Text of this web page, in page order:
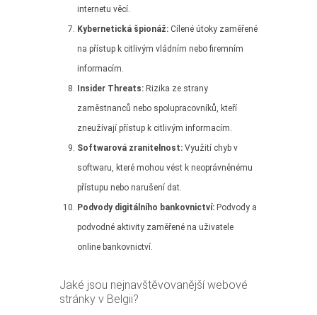
internetu věcí.
Kybernetická špionáž: Cílené útoky zaměřené
na přístup k citlivým vládním nebo firemním
informacím.
Insider Threats: Rizika ze strany
zaměstnanců nebo spolupracovníků, kteří
zneužívají přístup k citlivým informacím.
Softwarová zranitelnost: Využití chyb v
softwaru, které mohou vést k neoprávněnému
přístupu nebo narušení dat.
Podvody digitálního bankovnictví: Podvody a
podvodné aktivity zaměřené na uživatele
online bankovnictví.
Jaké jsou nejnavštěvovanější webové
stránky v Belgii?